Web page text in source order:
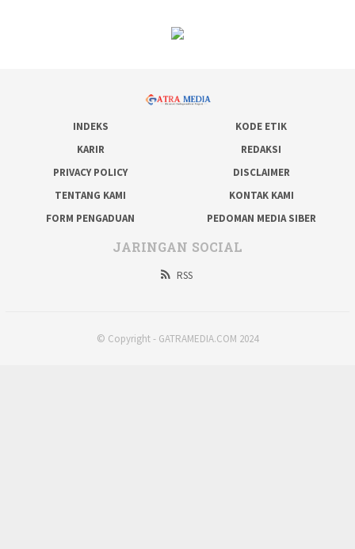
INDEKS
KODE ETIK
KARIR
REDAKSI
PRIVACY POLICY
DISCLAIMER
TENTANG KAMI
KONTAK KAMI
FORM PENGADUAN
PEDOMAN MEDIA SIBER
JARINGAN SOCIAL
RSS
© Copyright - GATRAMEDIA.COM 2024